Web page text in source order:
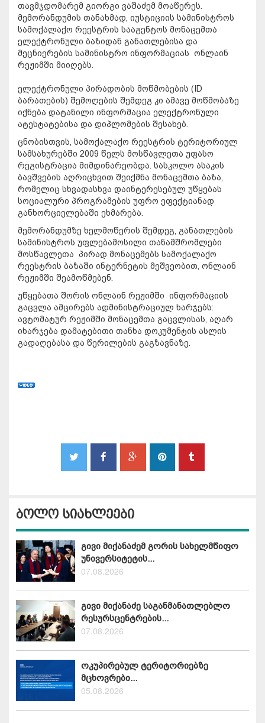
თავმჯდომარემ გიორგი ვაშაძემ მოაწერეს.
მემორანდუმის თანახმად, იუსტიციის სამინისტროს
სამოქალაქო რეესტრის სააგენტოს მონაცემთა
ელექტრონული ბაზიდან განათლებისა და
მეცნიერების სამინისტრო ინფორმაციას ონლაინ
რეჟიმში მიიღებს.
ელექტრონული პირადობის მოწმობების (ID
ბარათების) შემოღების შემდეგ კი ამავე მოწმობაზე
იქნება დატანილი ინფორმაცია ელექტრონული
ატესტატებისა და დიპლომების შესახებ.
ცნობისთვის, სამოქალაქო რეესტრის ტერიტორიულ
სამსახურებში 2009 წელს მოსწავლეთა უფასო
რეგისტრაცია მიმდინარეობდა. სასკოლო ასაკის
ბავშვების აღრიცხვით შეიქმნა მონაცემთა ბაზა,
რომელიც სხვადასხვა დაინტერესებულ უწყებას
სოციალური პროგრამების უფრო ეფექტიანად
განხორციელებაში ეხმარება.
მემორანდუმზე ხელმოწერის შემდეგ, განათლების
სამინისტროს უფლებამოსილი თანამშრომლები
მოსწავლეთა პირად მონაცემებს სამოქალაქო
რეესტრის ბაზაში ინტერნეტის მეშვეობით, ონლაინ
რეჟიმში შეამოწმებენ.
უწყებათა შორის ონლაინ რეჟიმში ინფორმაციის
გაცვლა ამცირებს ადმინისტრაციულ ხარჯებს:
ავტომატურ რეჟიმში მონაცემთა გაცვლისას, აღარ
იხარჯება დამატებითი თანხა დოკუმენტის ასლის
გადაღებასა და წერილების გაგზავნაზე.
ბოლო სიახლეები
გივი მიქანაძემ გორის სახელმწიფო
უნივერსიტეტის...
07.08.2026
გივი მიქანაძე საგანმანათლებლო
რესურსცენტრების...
07.08.2026
ოკუპირებულ ტერიტორიებზე
მცხოვრები...
05.08.2026